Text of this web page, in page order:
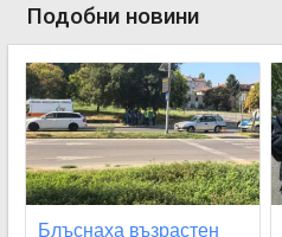
Подобни новини
Блъснаха възрастен